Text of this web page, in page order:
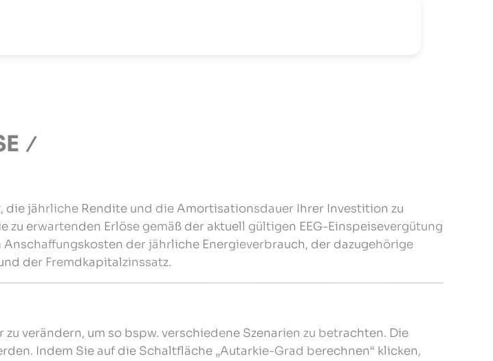
jährliche Rendite und die Amortisationsdauer Ihrer Investition zu
erwartenden Erlöse gemäß der aktuell gültigen EEG-Einspeisevergütung
der jährliche Energieverbrauch, der dazugehörige
der Fremdkapitalzinssatz.
verändern, um so bspw. verschiedene Szenarien zu betrachten. Die
Indem Sie auf die Schaltfläche „Autarkie-Grad berechnen“ klicken,